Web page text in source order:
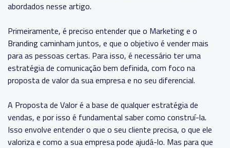
abordados nesse artigo.
Primeiramente, é preciso entender que o Marketing e o
Branding caminham juntos, e que o objetivo é vender mais
para as pessoas certas. Para isso, é necessário ter uma
estratégia de comunicação bem definida, com foco na
proposta de valor da sua empresa e no seu diferencial.
A Proposta de Valor é a base de qualquer estratégia de
vendas, e por isso é fundamental saber como construí-la.
Isso envolve entender o que o seu cliente precisa, o que ele
valoriza e como a sua empresa pode ajudá-lo. Mas para que